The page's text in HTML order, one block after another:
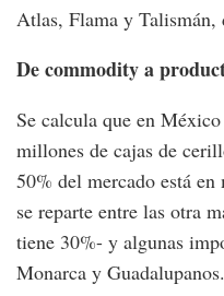
Atlas, Flama y
De commodity a
Se calcula que en
millones de cajas de
50% del mercado está
se reparte entre las otra
tiene 30%- y algunas
Monarca y Guadalupanos.